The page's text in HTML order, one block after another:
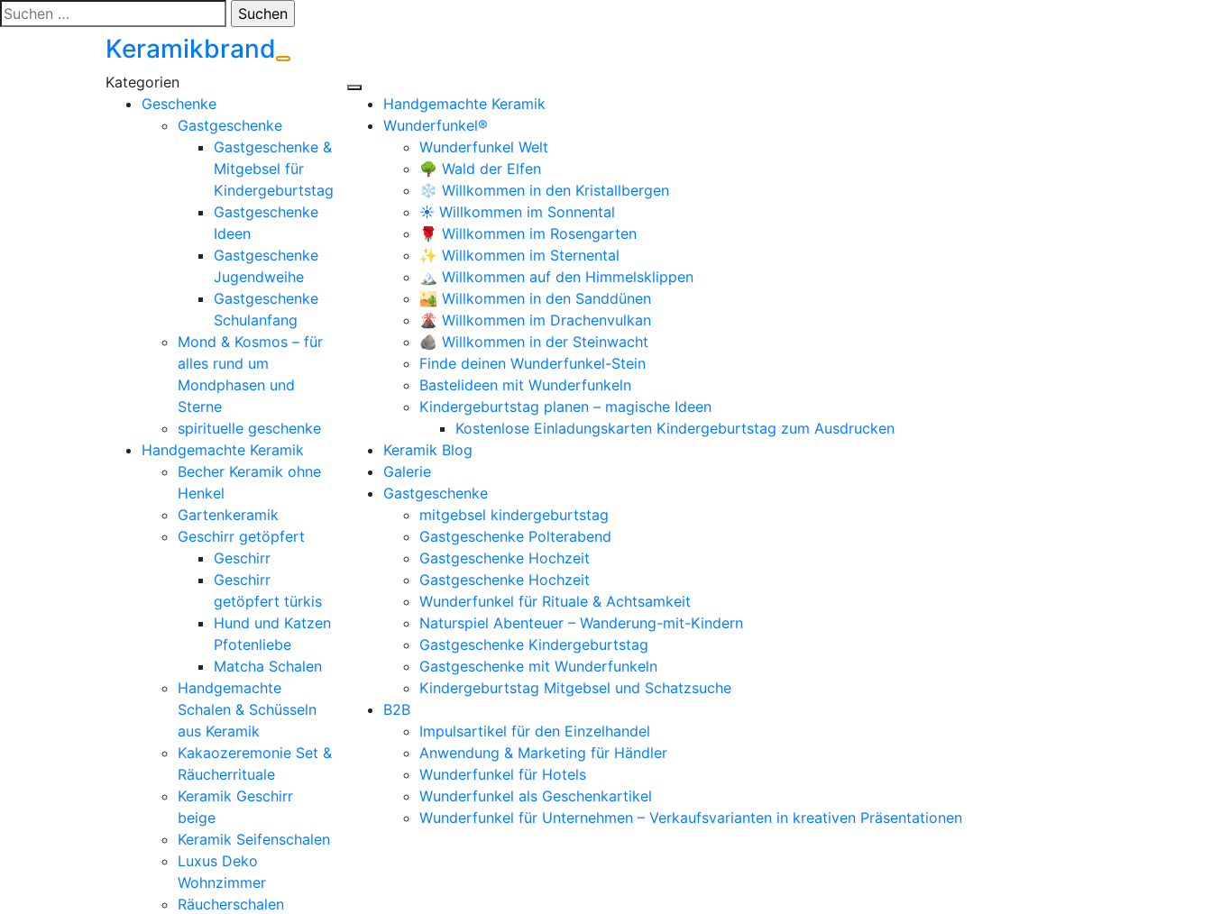
Zum
Inhalt
Suchen
nach:
Keramikbrand
Geschenke
Gastgeschenke
Gastgeschenke &
Mitgebsel für
Kindergeburtstag
Gastgeschenke
Ideen
Gastgeschenke
Jugendweihe
Gastgeschenke
Schulanfang
Mond & Kosmos – für
alles rund um
Mondphasen und
Sterne
spirituelle geschenke
Handgemachte Keramik
Becher Keramik ohne
Henkel
Gartenkeramik
Geschirr getöpfert
Geschirr
Geschirr
getöpfert türkis
Hund und Katzen
Pfotenliebe
Matcha Schalen
Handgemachte
Schalen & Schüsseln
aus Keramik
Kakaozeremonie Set &
Räucherrituale
Keramik Geschirr
beige
Keramik Seifenschalen
Luxus Deko
Wohnzimmer
Räucherschalen
Handgemachte Keramik
Wunderfunkel®
Wunderfunkel Welt
🌳 Wald der Elfen
❄️ Willkommen in den Kristallbergen
☀️ Willkommen im Sonnental
🌹 Willkommen im Rosengarten
✨ Willkommen im Sternental
🏔️ Willkommen auf den Himmelsklippen
🏜️ Willkommen in den Sanddünen
🌋 Willkommen im Drachenvulkan
🪨 Willkommen in der Steinwacht
Finde deinen Wunderfunkel-Stein
Bastelideen mit Wunderfunkeln
Kindergeburtstag planen – magische Ideen
Kostenlose Einladungskarten Kindergeburtstag zum Ausdrucken
Keramik Blog
Galerie
Gastgeschenke
mitgebsel kindergeburtstag
Gastgeschenke Polterabend
Gastgeschenke Hochzeit
Gastgeschenke Hochzeit
Wunderfunkel für Rituale & Achtsamkeit
Naturspiel Abenteuer – Wanderung-mit-Kindern
Gastgeschenke Kindergeburtstag
Gastgeschenke mit Wunderfunkeln
Kindergeburtstag Mitgebsel und Schatzsuche
B2B
Impulsartikel für den Einzelhandel
Anwendung & Marketing für Händler
Wunderfunkel für Hotels
Wunderfunkel als Geschenkartikel
Wunderfunkel für Unternehmen – Verkaufsvarianten in kreativen Präsentationen